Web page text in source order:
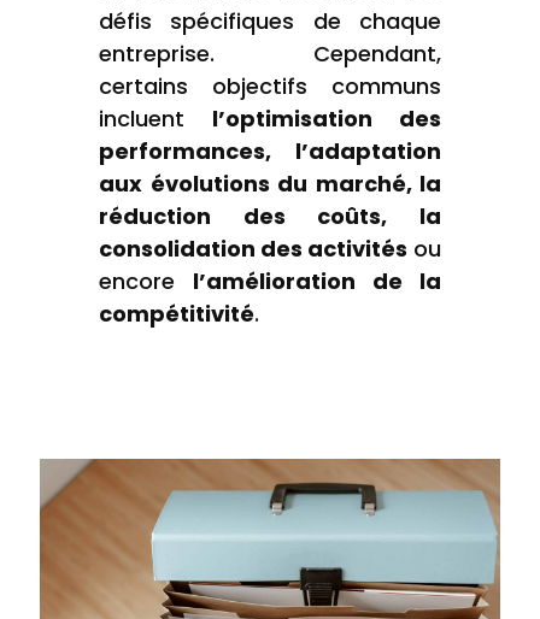
défis spécifiques de chaque
entreprise. Cependant,
certains objectifs communs
incluent l’optimisation des
performances, l’adaptation
aux évolutions du marché, la
réduction des coûts, la
consolidation des activités ou
encore l’amélioration de la
compétitivité.